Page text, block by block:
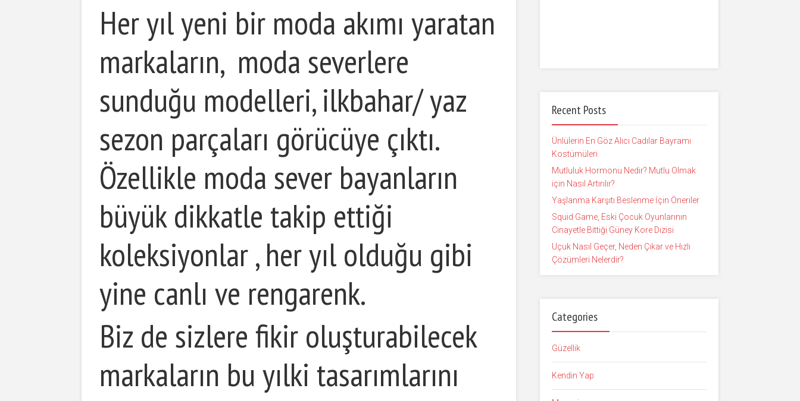
Her yıl yeni bir moda akımı yaratan
markaların, moda severlere
sunduğu modelleri, ilkbahar/ yaz
sezon parçaları görücüye çıktı.
Özellikle moda sever bayanların
büyük dikkatle takip ettiği
koleksiyonlar , her yıl olduğu gibi
yine canlı ve rengarenk.
Biz de sizlere fikir oluşturabilecek
markaların bu yılki tasarımlarını
Recent Posts
Ünlülerin En Göz Alıcı Cadılar Bayramı
Kostümüleri
Mutluluk Hormonu Nedir? Mutlu Olmak
için Nasıl Artırılır?
Yaşlanma Karşıtı Beslenme İçin Öneriler
Squid Game, Eski Çocuk Oyunlarının
Cinayetle Bittiği Güney Kore Dizisi
Uçuk Nasıl Geçer, Neden Çıkar ve Hızlı
Çözümleri Nelerdir?
Categories
Güzellik
Kendin Yap